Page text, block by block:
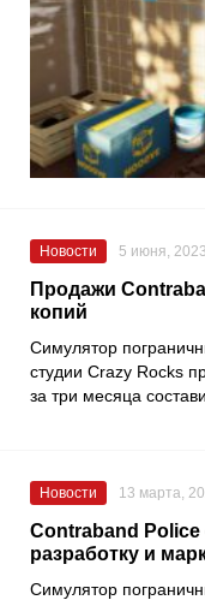
Новости 5 июня, 2023
Продажи
копий
Симулятор
студии Crazy Rocks
за три месяца
Новости 13 марта,
Contraband Police
разработку и
Симулятор